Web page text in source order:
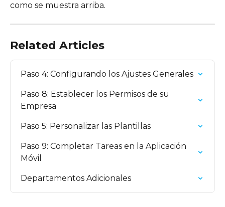
como se muestra arriba.
Related Articles
Paso 4: Configurando los Ajustes Generales
Paso 8: Establecer los Permisos de su
Empresa
Paso 5: Personalizar las Plantillas
Paso 9: Completar Tareas en la Aplicación
Móvil
Departamentos Adicionales